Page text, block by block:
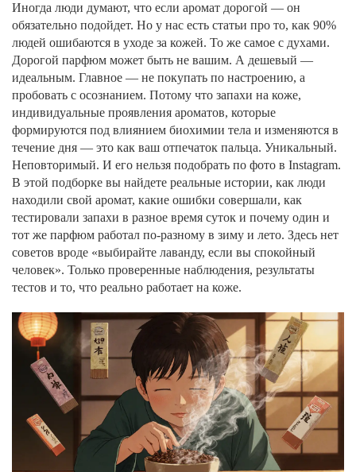
Иногда люди думают, что если аромат дорогой — он
обязательно подойдет. Но у нас есть статьи про то, как 90%
людей ошибаются в уходе за кожей. То же самое с духами.
Дорогой парфюм может быть не вашим. А дешевый —
идеальным. Главное — не покупать по настроению, а
пробовать с осознанием. Потому что запахи на коже,
индивидуальные проявления ароматов, которые
формируются под влиянием биохимии тела и изменяются в
течение дня — это как ваш отпечаток пальца. Уникальный.
Неповторимый. И его нельзя подобрать по фото в Instagram.
В этой подборке вы найдете реальные истории, как люди
находили свой аромат, какие ошибки совершали, как
тестировали запахи в разное время суток и почему один и
тот же парфюм работал по-разному в зиму и лето. Здесь нет
советов вроде «выбирайте лаванду, если вы спокойный
человек». Только проверенные наблюдения, результаты
тестов и то, что реально работает на коже.